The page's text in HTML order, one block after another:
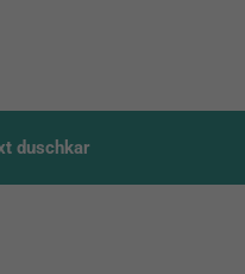
duschkar